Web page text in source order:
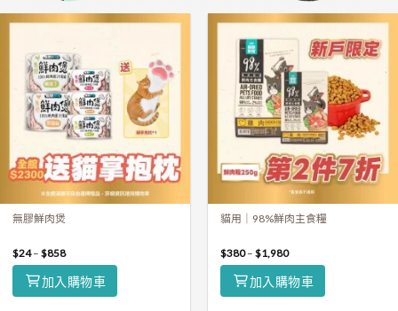
無膠鮮肉煲
$24–$858
加入購物車
貓用｜98%鮮肉主食糧
$380–$1,980
加入購物車